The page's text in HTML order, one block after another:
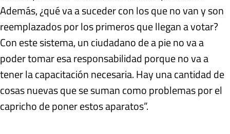
Además, ¿qué va a suceder con los que no van y son
reemplazados por los primeros que llegan a votar?
Con este sistema, un ciudadano de a pie no va a
poder tomar esa responsabilidad porque no va a
tener la capacitación necesaria. Hay una cantidad de
cosas nuevas que se suman como problemas por el
capricho de poner estos aparatos”.